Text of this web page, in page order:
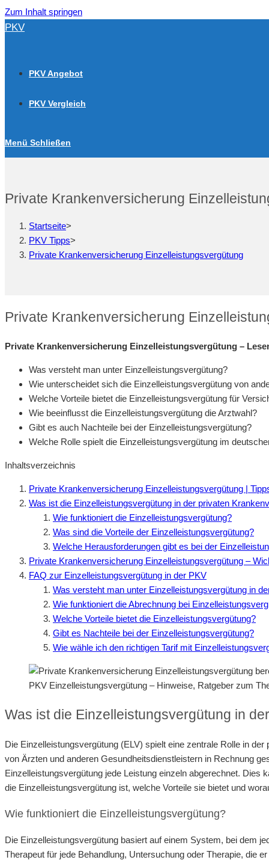
Zum Inhalt springen
PKV
PKV Angebot
PKV Vergleich
Menü Schließen
Private Krankenversicherung
Startseite>
PKV Tipps>
Private Krankenversicherung Einzelleistungsvergütung
Private Krankenversicherung
Private Krankenversicherung Einzelleistungsvergütung –
Was versteht man unter Einzelleistungsvergütung?
Wie unterscheidet sich die Einzelleistungsvergütung von
Welche Vorteile bietet die Einzelleistungsvergütung für
Wie beeinflusst die Einzelleistungsvergütung die Arztwahl?
Gibt es auch Nachteile bei der Einzelleistungsvergütung?
Welche Rolle spielt die Einzelleistungsvergütung im
Inhaltsverzeichnis
Private Krankenversicherung Einzelleistungsvergütung |
Was ist die Einzelleistungsvergütung in der privaten
Wie funktioniert die Einzelleistungsvergütung?
Was sind die Vorteile der Einzelleistungsvergütung?
Welche Herausforderungen gibt es bei der
Private Krankenversicherung Einzelleistungsvergütung –
FAQ zur Einzelleistungsvergütung in der PKV
Was versteht man unter Einzelleistungsvergütung in
Wie funktioniert die Abrechnung bei
Welche Vorteile bietet die Einzelleistungsvergütung?
Gibt es Nachteile bei der Einzelleistungsvergütung?
Wie wähle ich den richtigen Tarif mit
PKV Einzelleistungsvergütung – Hinweise, Ratgeber zum
Was ist die Einzelleistungsvergütung in
Die Einzelleistungsvergütung (ELV) spielt eine zentrale Rolle in
von Ärzten und anderen Gesundheitsdienstleistern in Rechnung
Einzelleistungsvergütung jede Leistung einzeln abgerechnet.
die Einzelleistungsvergütung ist, welche Vorteile sie bietet und
Wie funktioniert die Einzelleistungsvergütung?
Die Einzelleistungsvergütung basiert auf einem System, bei dem
Therapeut für jede Behandlung, Untersuchung oder Therapie, die